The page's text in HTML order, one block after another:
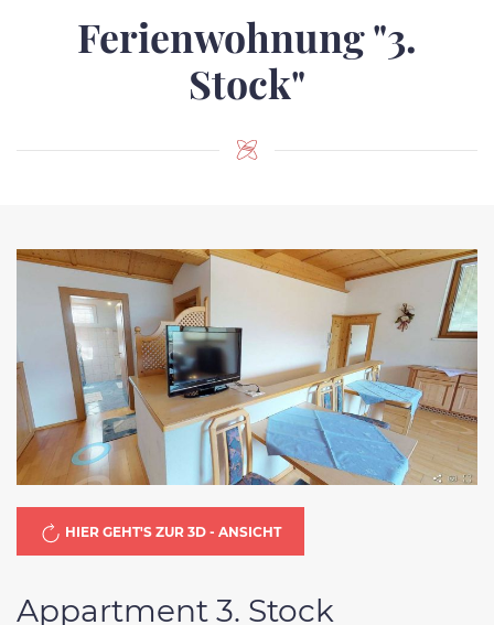
Ferienwohnung "3.
Stock"
HIER GEHT'S ZUR 3D - ANSICHT
Appartment 3. Stock